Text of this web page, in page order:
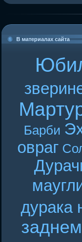
В материалах сайта
Барби
овраг
дурака